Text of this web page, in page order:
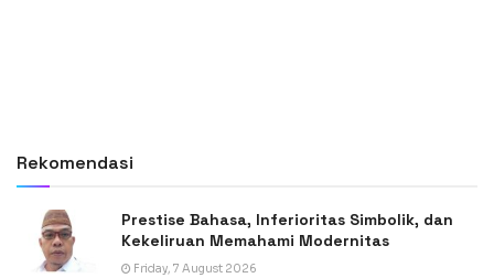
Rekomendasi
Prestise Bahasa, Inferioritas Simbolik, dan
Kekeliruan Memahami Modernitas
Friday, 7 August 2026